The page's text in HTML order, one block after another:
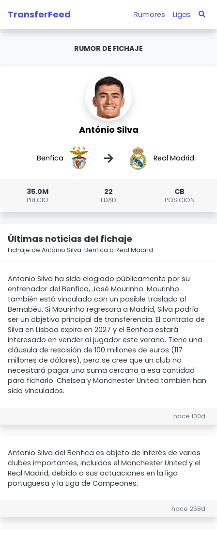
TransferFeed Rumores Ligas
RUMOR DE FICHAJE
António Silva
Benfica → Real Madrid
35.0M
PRECIO
22
EDAD
CB
POSICIÓN
Últimas noticias del fichaje
Fichaje de António Silva: Benfica a Real Madrid
Antonio Silva ha sido elogiado públicamente por su
entrenador del Benfica, José Mourinho. Mourinho
también está vinculado con un posible traslado al
Bernabéu. Si Mourinho regresara a Madrid, Silva podría
ser un objetivo principal de transferencia. El contrato de
Silva en Lisboa expira en 2027 y el Benfica estará
interesado en vender al jugador este verano. Tiene una
cláusula de rescisión de 100 millones de euros (117
millones de dólares), pero se cree que un club no
necesitará pagar una suma cercana a esa cantidad
para ficharlo. Chelsea y Manchester United también han
sido vinculados.
hace 100d
Antonio Silva del Benfica es objeto de interés de varios
clubes importantes, incluidos el Manchester United y el
Real Madrid, debido a sus actuaciones en la liga
portuguesa y la Liga de Campeones.
hace 258d